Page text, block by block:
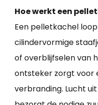
Hoe werkt een
Een pelletkachel
cilindervormige
of overblijfselen van
ontsteker zorgt voor
verbranding. Lucht